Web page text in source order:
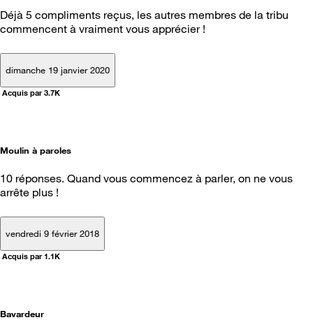
Déjà 5 compliments reçus, les autres membres de la tribu
commencent à vraiment vous apprécier !
dimanche 19 janvier 2020
Acquis par 3.7K
Moulin à paroles
10 réponses. Quand vous commencez à parler, on ne vous
arrête plus !
vendredi 9 février 2018
Acquis par 1.1K
Bavardeur